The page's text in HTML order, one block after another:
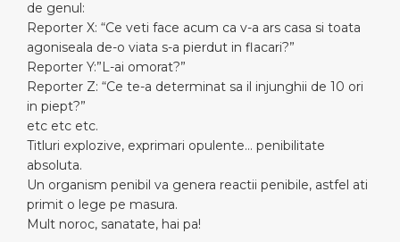
de genul:
Reporter X: “Ce veti face acum ca v-a ars casa si toata
agoniseala de-o viata s-a pierdut in flacari?”
Reporter Y:”L-ai omorat?”
Reporter Z: “Ce te-a determinat sa il injunghii de 10 ori
in piept?”
etc etc etc.
Titluri explozive, exprimari opulente… penibilitate
absoluta.
Un organism penibil va genera reactii penibile, astfel ati
primit o lege pe masura.
Mult noroc, sanatate, hai pa!